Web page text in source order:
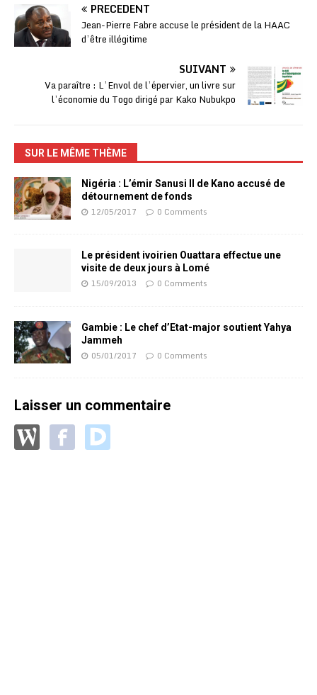
PRÉCÉDENT
Jean-Pierre Fabre accuse le président de la HAAC
d’être illégitime
SUIVANT
Va paraître : L’Envol de l’épervier, un livre sur
l’économie du Togo dirigé par Kako Nubukpo
SUR LE MÊME THÈME
Nigéria : L’émir Sanusi II de Kano accusé de
détournement de fonds
12/05/2017 0 Comments
Le président ivoirien Ouattara effectue une
visite de deux jours à Lomé
15/09/2013 0 Comments
Gambie : Le chef d’Etat-major soutient Yahya
Jammeh
05/01/2017 0 Comments
Laisser un commentaire